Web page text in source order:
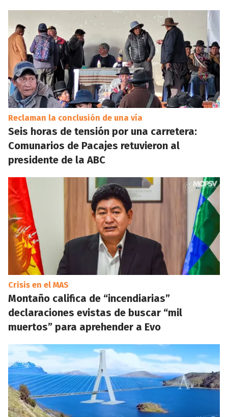
Reclaman la conclusión de una vía
Seis horas de tensión por una carretera:
Comunarios de Pacajes retuvieron al
presidente de la ABC
Crisis en el MAS
Montaño califica de “incendiarias”
declaraciones evistas de buscar “mil
muertos” para aprehender a Evo